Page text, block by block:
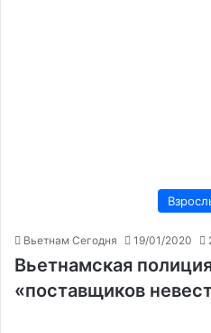
Вьетнам Сегодня 19/01/2020
Вьетнамская
«поставщиков